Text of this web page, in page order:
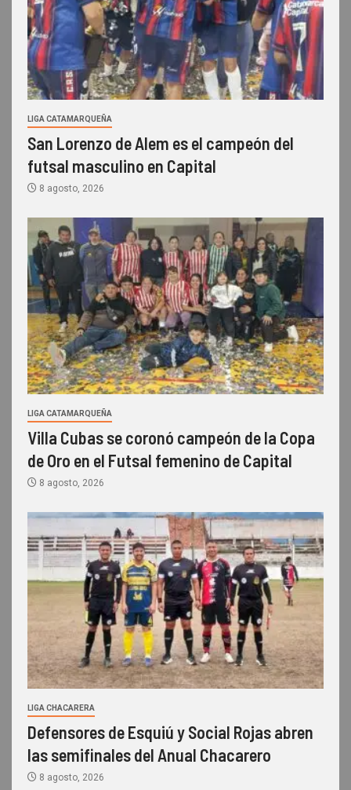
LIGA CATAMARQUEÑA
San Lorenzo de Alem es el campeón del
futsal masculino en Capital
8 agosto, 2026
LIGA CATAMARQUEÑA
Villa Cubas se coronó campeón de la Copa
de Oro en el Futsal femenino de Capital
8 agosto, 2026
LIGA CHACARERA
Defensores de Esquiú y Social Rojas abren
las semifinales del Anual Chacarero
8 agosto, 2026